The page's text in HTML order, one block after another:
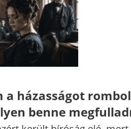
a házasságot
benne